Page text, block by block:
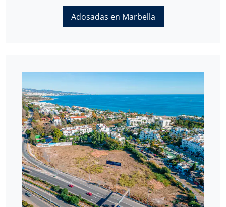
Adosadas en Marbella